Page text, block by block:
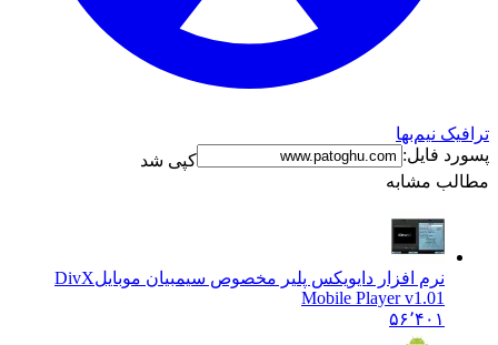
نیم‌بها
فایل:
کپی شد
مشابه
نرم افزار دایویکس پلیر مخصوص سیمبیان موبایلDivX
Mobile Player v1.01
۵۶٬۴۰۱